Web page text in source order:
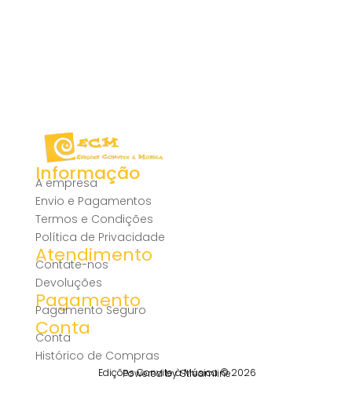
Informação
A empresa
Envio e Pagamentos
Termos e Condições
Política de Privacidade
Atendimento
Contate-nos
Devoluções
Pagamento
Pagamento Seguro
Conta
Conta
Histórico de Compras
Edições Convite à Música © 2026
Powered by Streamline